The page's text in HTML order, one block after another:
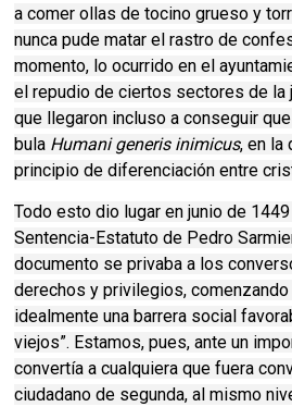
a comer ollas de tocino grueso y
nunca pude matar el rastro de
momento, lo ocurrido en el
el repudio de ciertos sectores de la
que llegaron incluso a conseguir
bula Humani generis inimicus, en la
principio de diferenciación entre
Todo esto dio lugar en junio de
Sentencia-Estatuto de Pedro
documento se privaba a los
derechos y privilegios,
idealmente una barrera social
viejos”. Estamos, pues, ante un
convertía a cualquiera que fuera
ciudadano de segunda, al mismo